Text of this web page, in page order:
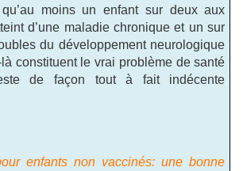
moins un enfant sur deux aux
d’une maladie chronique et un sur
du développement neurologique
constituent le vrai problème de santé
de façon tout à fait indécente
enfants non vaccinés: une bonne